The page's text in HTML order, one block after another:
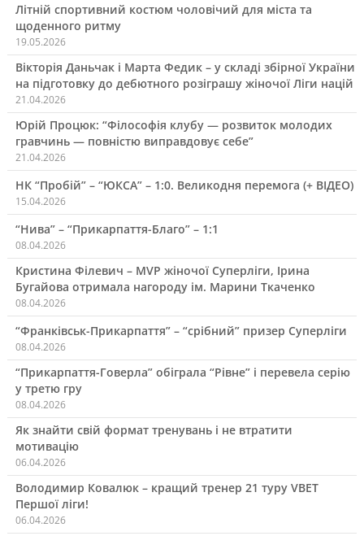
Літній спортивний костюм чоловічий для міста та
щоденного ритму
19.05.2026
Вікторія Даньчак і Марта Федик – у складі збірної України
на підготовку до дебютного розіграшу жіночої Ліги націй
21.04.2026
Юрій Процюк: “Філософія клубу — розвиток молодих
гравчинь — повністю виправдовує себе”
21.04.2026
НК “Пробій” – “ЮКСА” – 1:0. Великодня перемога (+ ВІДЕО)
15.04.2026
“Нива” – “Прикарпаття-Благо” – 1:1
08.04.2026
Кристина Філевич – MVP жіночої Суперліги, Ірина
Бугайова отримала нагороду ім. Марини Ткаченко
08.04.2026
“Франківськ-Прикарпаття” – “срібний” призер Суперліги
08.04.2026
“Прикарпаття-Говерла” обіграла “Рівне” і перевела серію
у третю гру
08.04.2026
Як знайти свій формат тренувань і не втратити
мотивацію
06.04.2026
Володимир Ковалюк – кращий тренер 21 туру VBET
Першої ліги!
06.04.2026